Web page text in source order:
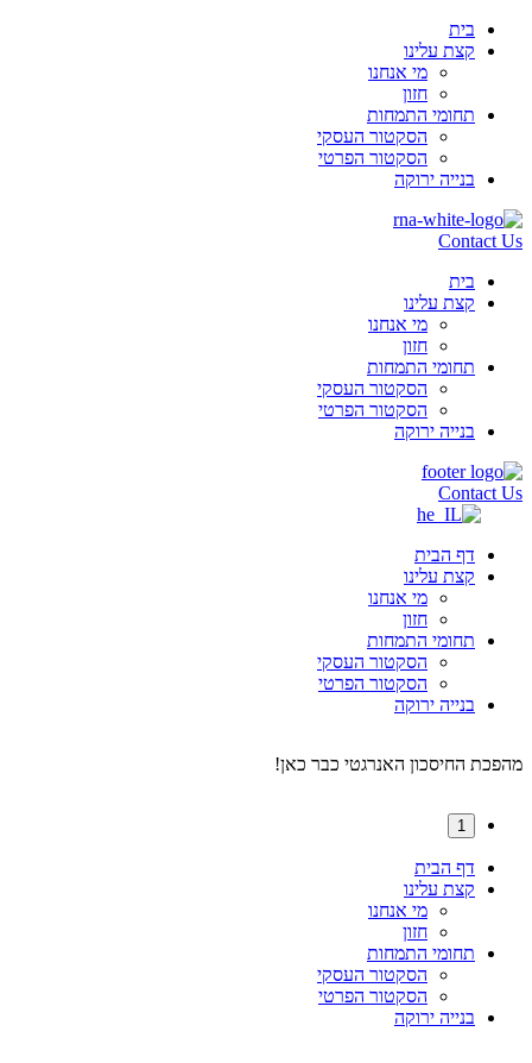
בית
קצת עלינו
מי אנחנו
חזון
תחומי התמחות
הסקטור העסקי
הסקטור הפרטי
בנייה ירוקה
Contact Us
בית
קצת עלינו
מי אנחנו
חזון
תחומי התמחות
הסקטור העסקי
הסקטור הפרטי
בנייה ירוקה
Contact Us
דף הבית
קצת עלינו
מי אנחנו
חזון
תחומי התמחות
הסקטור העסקי
הסקטור הפרטי
בנייה ירוקה
מהפכת החיסכון האנרגטי כבר כאן!
1
דף הבית
קצת עלינו
מי אנחנו
חזון
תחומי התמחות
הסקטור העסקי
הסקטור הפרטי
בנייה ירוקה